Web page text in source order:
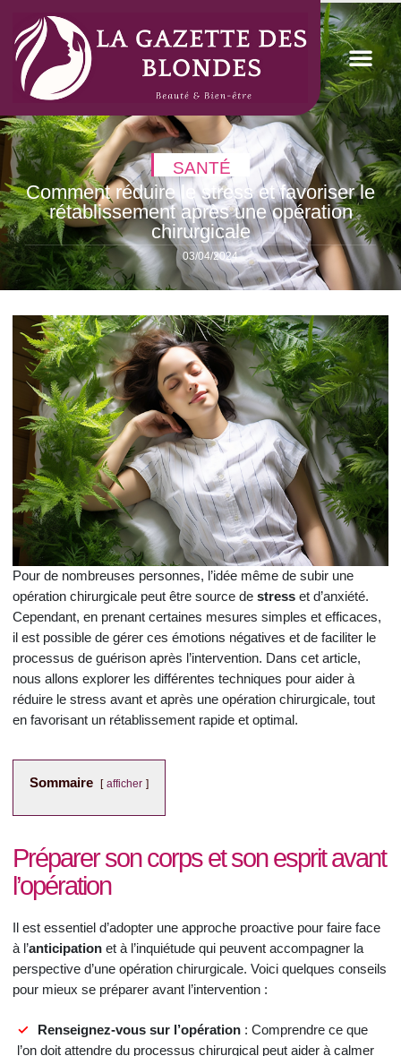
SANTÉ
Comment réduire le stress et favoriser le
rétablissement après une opération
chirurgicale
03/04/2024
Pour de nombreuses personnes, l’idée même de subir une
opération chirurgicale peut être source de stress et d’anxiété.
Cependant, en prenant certaines mesures simples et efficaces,
il est possible de gérer ces émotions négatives et de faciliter le
processus de guérison après l’intervention. Dans cet article,
nous allons explorer les différentes techniques pour aider à
réduire le stress avant et après une opération chirurgicale, tout
en favorisant un rétablissement rapide et optimal.
Sommaire afficher
Préparer son corps et son esprit avant
l’opération
Il est essentiel d’adopter une approche proactive pour faire face
à l’anticipation et à l’inquiétude qui peuvent accompagner la
perspective d’une opération chirurgicale. Voici quelques conseils
pour mieux se préparer avant l’intervention :
Renseignez-vous sur l’opération : Comprendre ce que
l’on doit attendre du processus chirurgical peut aider à calmer